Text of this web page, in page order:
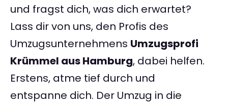
und fragst dich, was dich erwartet?
Lass dir von uns, den Profis des
Umzugsunternehmens Umzugsprofi
Krümmel aus Hamburg, dabei helfen.
Erstens, atme tief durch und
entspanne dich. Der Umzug in die